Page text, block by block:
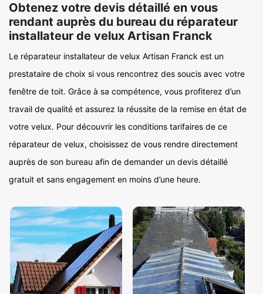
Obtenez votre devis détaillé en vous
rendant auprès du bureau du réparateur
installateur de velux Artisan Franck
Le réparateur installateur de velux Artisan Franck est un
prestataire de choix si vous rencontrez des soucis avec votre
fenêtre de toit. Grâce à sa compétence, vous profiterez d’un
travail de qualité et assurez la réussite de la remise en état de
votre velux. Pour découvrir les conditions tarifaires de ce
réparateur de velux, choisissez de vous rendre directement
auprès de son bureau afin de demander un devis détaillé
gratuit et sans engagement en moins d’une heure.